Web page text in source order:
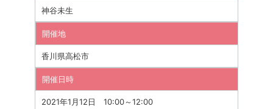
神谷未生
開催地
香川県高松市
開催日時
2021年1月12日 10:00～12:00